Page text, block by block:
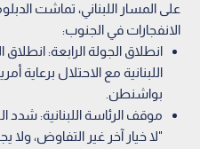
على المسار اللبناني، تماشت
الانفجارات في الجنوب:
انطلاق الجولة الرابعة:
اللبنانية مع الاحتلال برعاية
بواشنطن.
موقف الرئاسة اللبنانية: شدد
"لا خيار آخر غير التفاوض، ولا